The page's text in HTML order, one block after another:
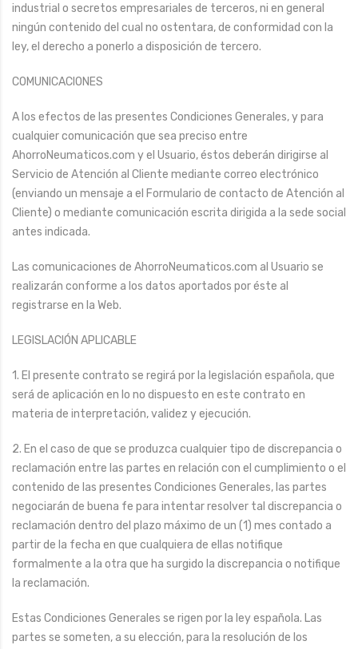
industrial o secretos empresariales de terceros, ni en general
ningún contenido del cual no ostentara, de conformidad con la
ley, el derecho a ponerlo a disposición de tercero.
COMUNICACIONES
A los efectos de las presentes Condiciones Generales, y para
cualquier comunicación que sea preciso entre
AhorroNeumaticos.com y el Usuario, éstos deberán dirigirse al
Servicio de Atención al Cliente mediante correo electrónico
(enviando un mensaje a el Formulario de contacto de Atención al
Cliente) o mediante comunicación escrita dirigida a la sede social
antes indicada.
Las comunicaciones de AhorroNeumaticos.com al Usuario se
realizarán conforme a los datos aportados por éste al
registrarse en la Web.
LEGISLACIÓN APLICABLE
1. El presente contrato se regirá por la legislación española, que
será de aplicación en lo no dispuesto en este contrato en
materia de interpretación, validez y ejecución.
2. En el caso de que se produzca cualquier tipo de discrepancia o
reclamación entre las partes en relación con el cumplimiento o el
contenido de las presentes Condiciones Generales, las partes
negociarán de buena fe para intentar resolver tal discrepancia o
reclamación dentro del plazo máximo de un (1) mes contado a
partir de la fecha en que cualquiera de ellas notifique
formalmente a la otra que ha surgido la discrepancia o notifique
la reclamación.
Estas Condiciones Generales se rigen por la ley española. Las
partes se someten, a su elección, para la resolución de los